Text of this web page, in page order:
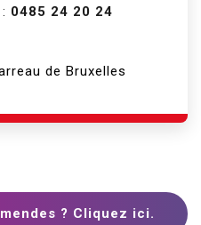
0485 24 20 24
de Bruxelles
? Cliquez ici.